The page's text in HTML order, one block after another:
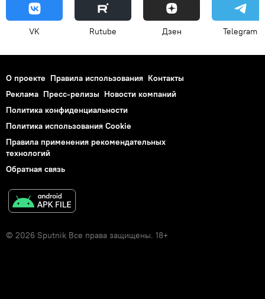
VK Rutube Дзен Telegram
О проекте Правила использования Контакты
Реклама Пресс-релизы Новости компаний
Политика конфиденциальности
Политика использования Cookie
Правила применения рекомендательных
технологий
Обратная связь
© 2026 Sputnik Все права защищены. 18+